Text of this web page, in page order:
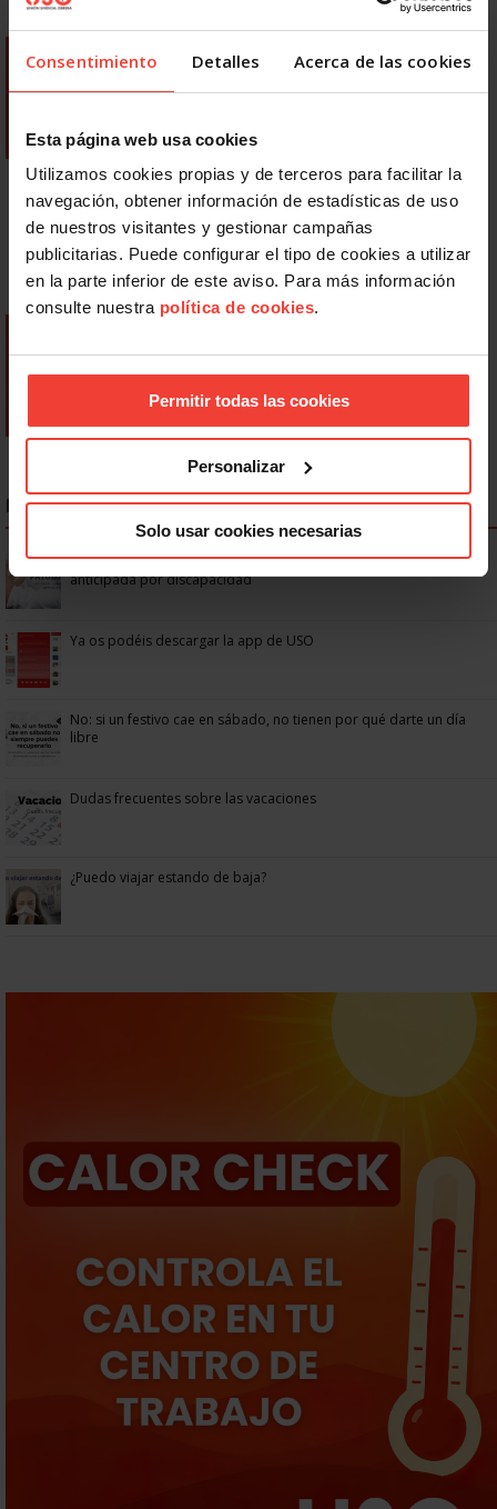
Consentimiento Detalles Acerca de las cookies
Esta página web usa cookies
Utilizamos cookies propias y de terceros para facilitar la
navegación, obtener información de estadísticas de uso
de nuestros visitantes y gestionar campañas
publicitarias. Puede configurar el tipo de cookies a utilizar
en la parte inferior de este aviso. Para más información
consulte nuestra política de cookies.
Permitir todas las cookies
Personalizar
Solo usar cookies necesarias
NOTICIAS MÁS LEÍDAS
Se actualizan las patologías para acceder a la jubilación
anticipada por discapacidad
Ya os podéis descargar la app de USO
No: si un festivo cae en sábado, no tienen por qué darte un día
libre
Dudas frecuentes sobre las vacaciones
¿Puedo viajar estando de baja?